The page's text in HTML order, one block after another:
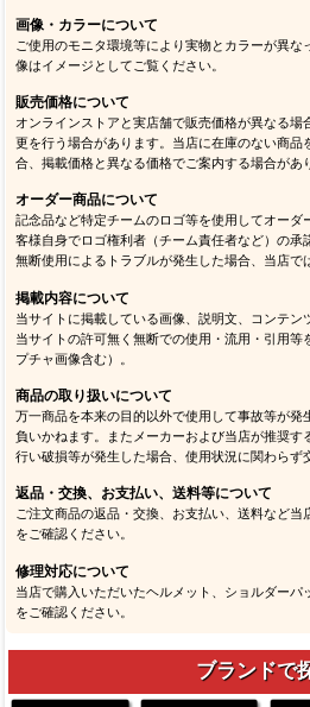
画像・カラーについて
ご使用のモニタ環境等により実物とカラーが異
像はイメージとしてご覧ください。
販売価格について
オンラインストアと実店舗で販売価格が異なる
更を行う場合があります。当店に在庫のない商品
合、掲載価格と異なる価格でご案内する場合があ
オーダー商品について
記念品など特定チームのロゴ等を使用してオーダ
客様自身でロゴ権利者（チーム責任者など）の承
無断使用によるトラブルが発生した場合、当店で
掲載内容について
当サイトに掲載している画像、説明文、コンテン
当サイトの許可無く無断での使用・流用・引用等
プチャ画像含む）。
商品の取り扱いについて
万一商品を本来の目的以外で使用して事故等が発
負いかねます。またメーカーおよび当店が推奨す
行い破損等が発生した場合、使用状況に関わらず
返品・交換、お支払い、送料等について
ご注文商品の返品・交換、お支払い、送料など当
をご確認ください。
修理対応について
当店で購入いただいたヘルメット、ショルダーパ
をご確認ください。
ブランドで